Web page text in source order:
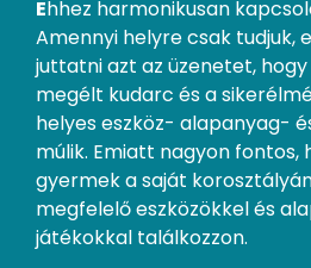
Ehhez harmonikusan
Amennyi helyre csak tudjuk,
juttatni azt az üzenetet,
megélt kudarc és a
helyes eszköz- alapanyag-
múlik. Emiatt nagyon fontos,
gyermek a saját
megfelelő eszközökkel és
játékokkal találkozzon.